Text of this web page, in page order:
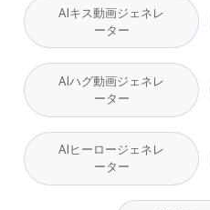
AIキス動画ジェネレ
ーター
AIハグ動画ジェネレ
ーター
AIヒーロージェネレ
ーター